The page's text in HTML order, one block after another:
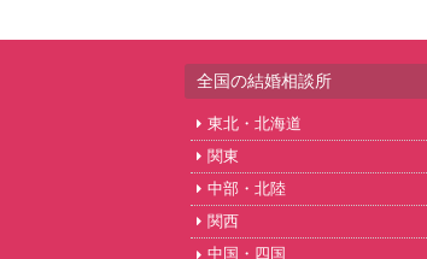
全国の結婚相談所
東北・北海道
関東
中部・北陸
関西
中国・四国